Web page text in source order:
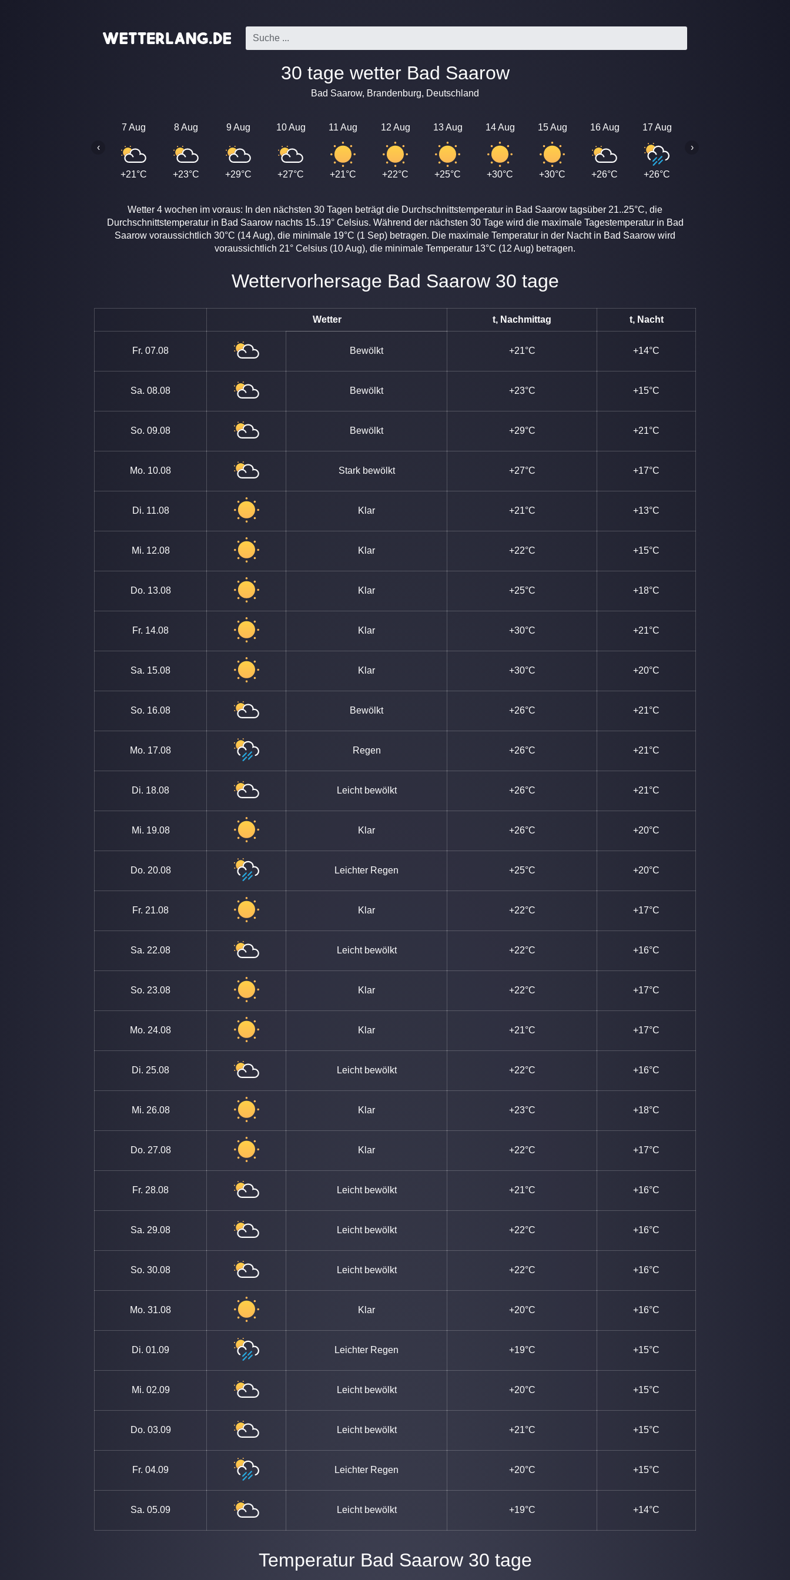
30 tage wetter Bad Saarow
Bad Saarow, Brandenburg, Deutschland
7 Aug
+21°C
8 Aug
+23°C
9 Aug
+29°C
10 Aug
+27°C
11 Aug
+21°C
12 Aug
+22°C
13 Aug
+25°C
14 Aug
+30°C
15 Aug
+30°C
16 Aug
+26°C
17 Aug
+26°C
‹ ›
Wetter 4 wochen im voraus: In den nächsten 30 Tagen beträgt die Durchschnittstemperatur in Bad Saarow tagsüber 21..25°C, die
Durchschnittstemperatur in Bad Saarow nachts 15..19° Celsius. Während der nächsten 30 Tage wird die maximale Tagestemperatur in Bad
Saarow voraussichtlich 30°C (14 Aug), die minimale 19°C (1 Sep) betragen. Die maximale Temperatur in der Nacht in Bad Saarow wird
voraussichtlich 21° Celsius (10 Aug), die minimale Temperatur 13°C (12 Aug) betragen.
Wettervorhersage Bad Saarow 30 tage
Wetter t, Nachmittag t, Nacht
Fr. 07.08 Bewölkt +21°C +14°C
Sa. 08.08 Bewölkt +23°C +15°C
So. 09.08 Bewölkt +29°C +21°C
Mo. 10.08 Stark bewölkt +27°C +17°C
Di. 11.08 Klar +21°C +13°C
Mi. 12.08 Klar +22°C +15°C
Do. 13.08 Klar +25°C +18°C
Fr. 14.08 Klar +30°C +21°C
Sa. 15.08 Klar +30°C +20°C
So. 16.08 Bewölkt +26°C +21°C
Mo. 17.08 Regen +26°C +21°C
Di. 18.08 Leicht bewölkt +26°C +21°C
Mi. 19.08 Klar +26°C +20°C
Do. 20.08 Leichter Regen +25°C +20°C
Fr. 21.08 Klar +22°C +17°C
Sa. 22.08 Leicht bewölkt +22°C +16°C
So. 23.08 Klar +22°C +17°C
Mo. 24.08 Klar +21°C +17°C
Di. 25.08 Leicht bewölkt +22°C +16°C
Mi. 26.08 Klar +23°C +18°C
Do. 27.08 Klar +22°C +17°C
Fr. 28.08 Leicht bewölkt +21°C +16°C
Sa. 29.08 Leicht bewölkt +22°C +16°C
So. 30.08 Leicht bewölkt +22°C +16°C
Mo. 31.08 Klar +20°C +16°C
Di. 01.09 Leichter Regen +19°C +15°C
Mi. 02.09 Leicht bewölkt +20°C +15°C
Do. 03.09 Leicht bewölkt +21°C +15°C
Fr. 04.09 Leichter Regen +20°C +15°C
Sa. 05.09 Leicht bewölkt +19°C +14°C
Temperatur Bad Saarow 30 tage